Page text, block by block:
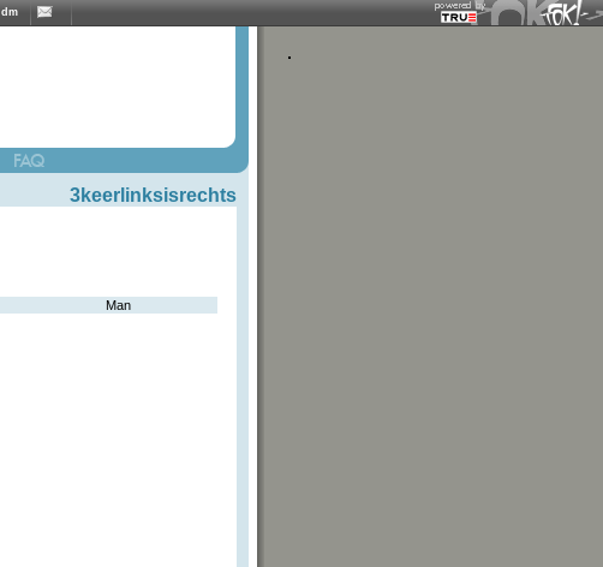
dm
3keerlinksisrechts
Man